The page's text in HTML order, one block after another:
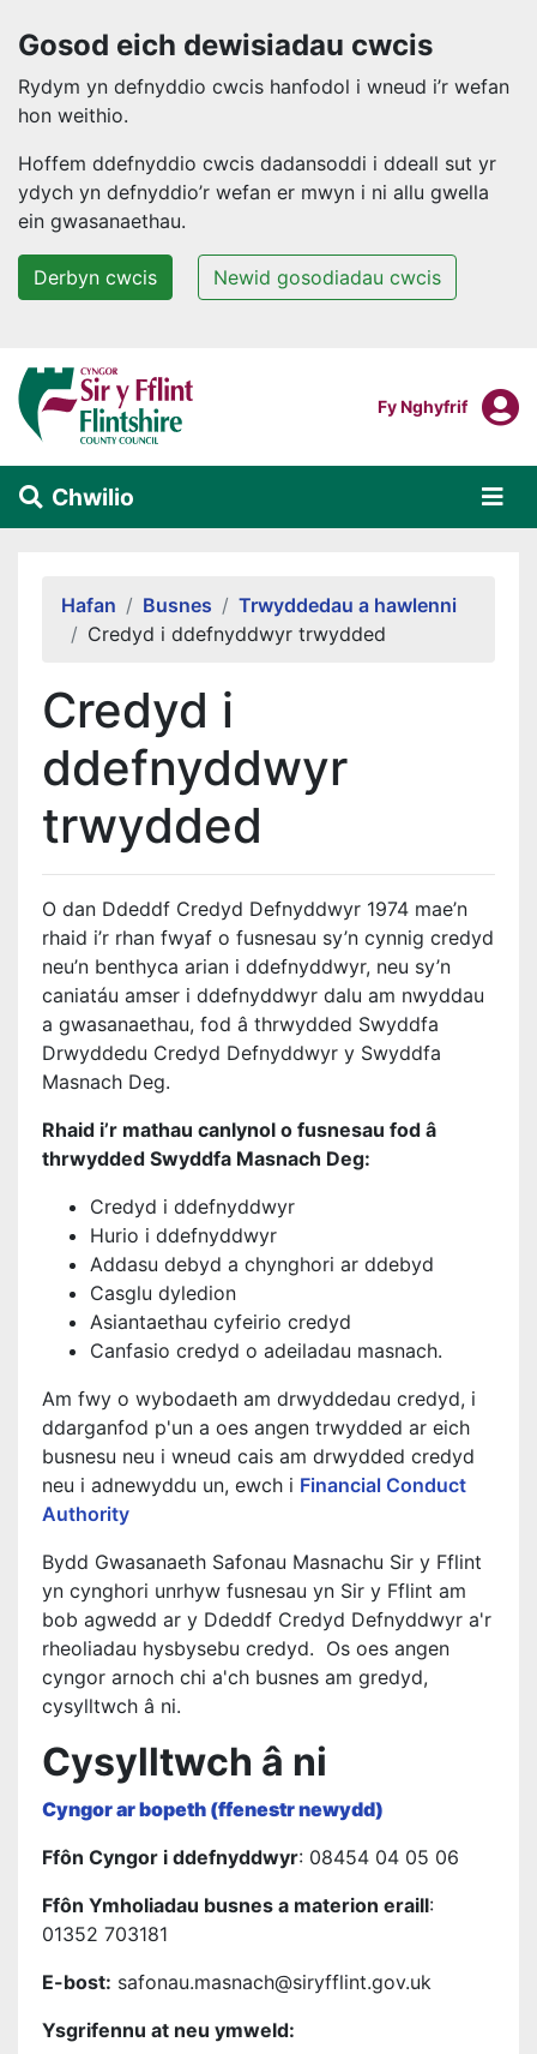
Gosod eich dewisiadau cwcis
Rydym yn defnyddio cwcis hanfodol i wneud i’r wefan
hon weithio.
Hoffem ddefnyddio cwcis dadansoddi i ddeall sut yr
ydych yn defnyddio’r wefan er mwyn i ni allu gwella
ein gwasanaethau.
Derbyn cwcis Newid gosodiadau cwcis
Neidio i'r prif gynnwys
Mewngofnodi I
Fy Nghyfrif
Chwilio
Hafan Busnes
Trwyddedau a hawlenni
Credyd i ddefnyddwyr trwydded
Credyd i
ddefnyddwyr
trwydded
O dan Ddeddf Credyd Defnyddwyr 1974 mae’n
rhaid i’r rhan fwyaf o fusnesau sy’n cynnig credyd
neu’n benthyca arian i ddefnyddwyr, neu sy’n
caniatáu amser i ddefnyddwyr dalu am nwyddau
a gwasanaethau, fod â thrwydded Swyddfa
Drwyddedu Credyd Defnyddwyr y Swyddfa
Masnach Deg.
Rhaid i’r mathau canlynol o fusnesau fod â
thrwydded Swyddfa Masnach Deg:
Credyd i ddefnyddwyr
Hurio i ddefnyddwyr
Addasu debyd a chynghori ar ddebyd
Casglu dyledion
Asiantaethau cyfeirio credyd
Canfasio credyd o adeiladau masnach.
Am fwy o wybodaeth am drwyddedau credyd, i
ddarganfod p'un a oes angen trwydded ar eich
busnesu neu i wneud cais am drwydded credyd
neu i adnewyddu un, ewch i Financial Conduct
Authority
Bydd Gwasanaeth Safonau Masnachu Sir y Fflint
yn cynghori unrhyw fusnesau yn Sir y Fflint am
bob agwedd ar y Ddeddf Credyd Defnyddwyr a'r
rheoliadau hysbysebu credyd. Os oes angen
cyngor arnoch chi a'ch busnes am gredyd,
cysylltwch â ni.
Cysylltwch â ni
Cyngor ar bopeth (ffenestr newydd)
Ffôn Cyngor i ddefnyddwyr: 08454 04 05 06
Ffôn Ymholiadau busnes a materion eraill:
01352 703181
E-bost: safonau.masnach@siryfflint.gov.uk
Ysgrifennu at neu ymweld: